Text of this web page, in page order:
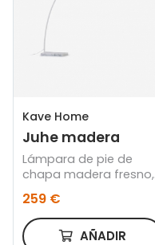
Kave Home
Juhe madera
Lámpara de pie de
chapa madera fresno,
259 €
AÑADIR